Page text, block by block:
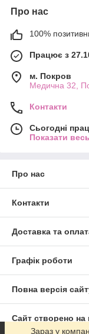
Про нас
100%
Працює з
м. Покров
Медична 32,
Контакти
Сьогодні
Показати
Про нас
Контакти
Доставка та
Графік роботи
Повна версія
Сайт створено на
Зараз у